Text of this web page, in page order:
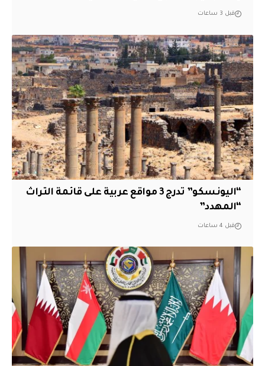
قبل 3 ساعات
“اليونسكو” تدرج 3 مواقع عربية على قائمة التراث
“المهدد”
قبل 4 ساعات